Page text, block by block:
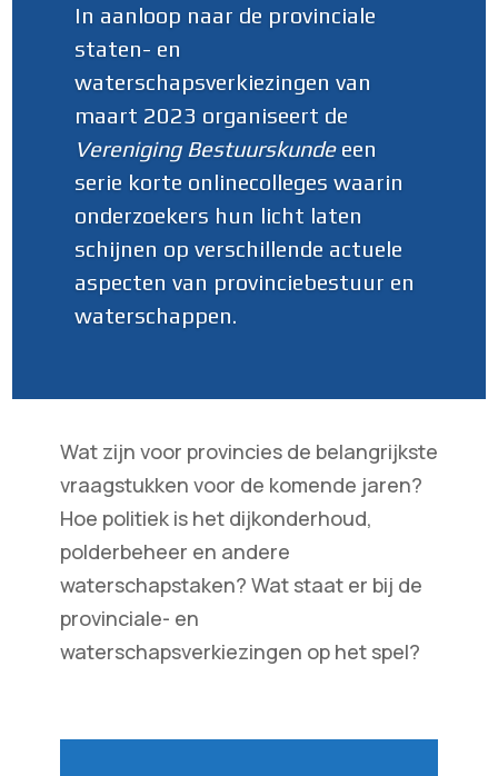
In aanloop naar de provinciale
staten- en
waterschapsverkiezingen van
maart 2023 organiseert de
Vereniging Bestuurskundeeen
serie korte onlinecolleges waarin
onderzoekers hun licht laten
schijnen op verschillende actuele
aspecten van provinciebestuur en
waterschappen.
Wat zijn voor provincies de belangrijkste
vraagstukken voor de komende jaren?
Hoe politiek is het dijkonderhoud,
polderbeheer en andere
waterschapstaken? Wat staat er bij de
provinciale- en
waterschapsverkiezingen op het spel?